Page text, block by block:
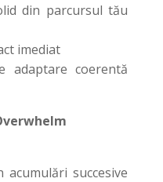
din parcursul tău
imediat
adaptare coerentă
succesive